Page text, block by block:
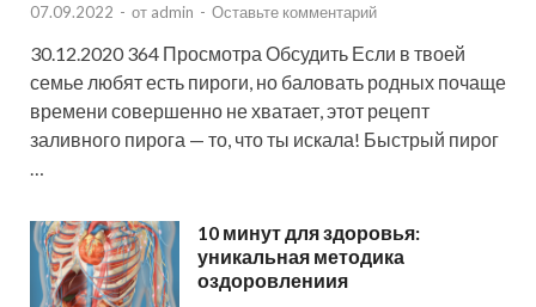
07.09.2022 - от admin - Оставьте комментарий
30.12.2020 364 Просмотра Обсудить Если в твоей
семье любят есть пироги, но баловать родных почаще
времени совершенно не хватает, этот рецепт
заливного пирога — то, что ты искала! Быстрый пирог
…
10 минут для здоровья:
уникальная методика
оздоровлениия